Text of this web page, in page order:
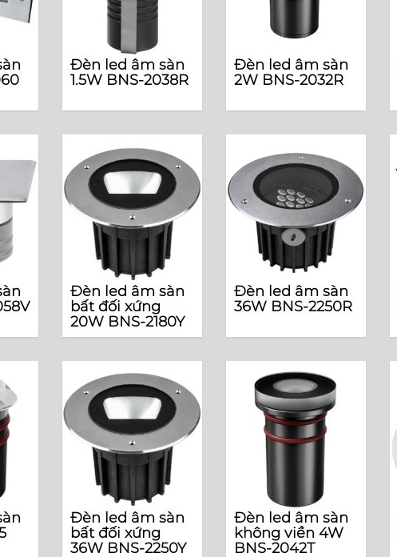
Đèn led âm sàn
1.5W BNS-2038R
Đèn led âm sàn
2W BNS-2032R
Đèn led âm sàn
bất đối xứng
20W BNS-2180Y
Đèn led âm sàn
36W BNS-2250R
Đèn led âm sàn
bất đối xứng
36W BNS-2250Y
Đèn led âm sàn
không viền 4W
BNS-2042T